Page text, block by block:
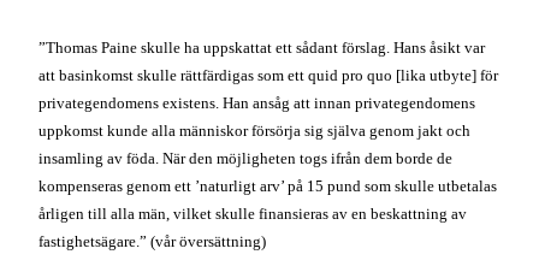
”Thomas Paine skulle ha uppskattat ett sådant förslag. Hans åsikt var
att basinkomst skulle rättfärdigas som ett quid pro quo [lika utbyte] för
privategendomens existens. Han ansåg att innan privategendomens
uppkomst kunde alla människor försörja sig själva genom jakt och
insamling av föda. När den möjligheten togs ifrån dem borde de
kompenseras genom ett ’naturligt arv’ på 15 pund som skulle utbetalas
årligen till alla män, vilket skulle finansieras av en beskattning av
fastighetsägare.” (vår översättning)